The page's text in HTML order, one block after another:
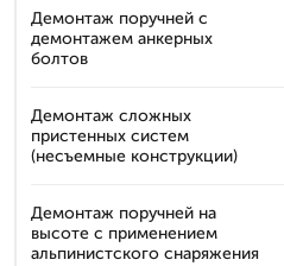
Демонтаж поручней с
демонтажем анкерных
болтов
Демонтаж сложных
пристенных систем
(несъемные конструкции)
Демонтаж поручней на
высоте с применением
альпинистского снаряжения